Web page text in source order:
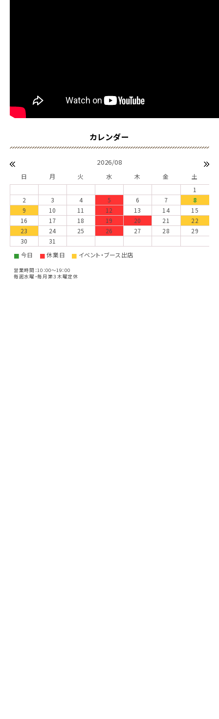
2026/08
日 月 火 水 木 金
土
1
2
3 4 5 6 7
8
9
10 11 12 13 14
15
16
17 18 19 20 21
22
23
24 25 26 27 28
29
30
31
■ 今日 ■休業日 ■ イベント・ブース出店
営業時間：10：00～19：00
毎週水曜・毎月第３木曜定休